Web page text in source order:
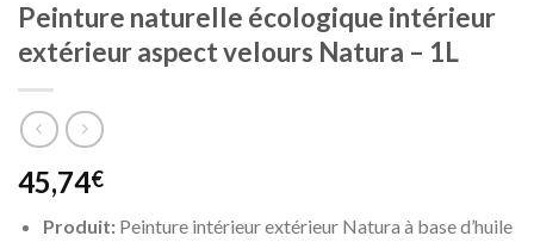
Peinture naturelle écologique intérieur
extérieur aspect velours Natura – 1L
45,74€
Produit: Peinture intérieur extérieur Natura à base d’huile